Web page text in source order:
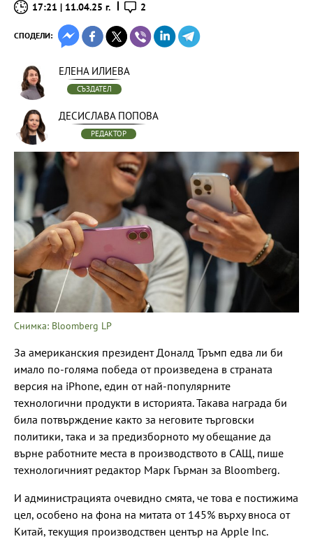
17:21 | 11.04.25 г. 2
СПОДЕЛИ:
ЕЛЕНА ИЛИЕВА
СЪЗДАТЕЛ
ДЕСИСЛАВА ПОПОВА
РЕДАКТОР
Снимка: Bloomberg LP
За американския президент Доналд Тръмп едва ли би
имало по-голяма победа от произведена в страната
версия на iPhone, един от най-популярните
технологични продукти в историята. Такава награда би
била потвърждение както за неговите търговски
политики, така и за предизборното му обещание да
върне работните места в производството в САЩ, пише
технологичният редактор Марк Гърман за Bloomberg.
И администрацията очевидно смята, че това е постижима
цел, особено на фона на митата от 145% върху вноса от
Китай, текущия производствен център на Apple Inc.